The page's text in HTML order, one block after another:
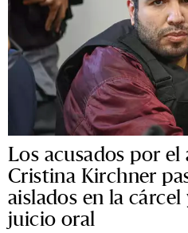
Los acusados por
Cristina Kirchner
aislados en la cárcel
juicio oral